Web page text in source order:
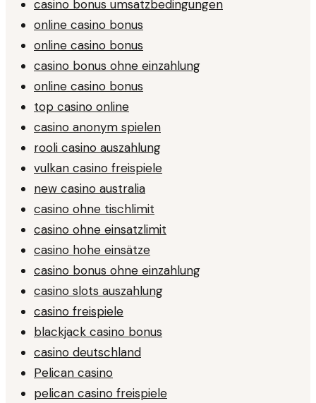
casino bonus umsatzbedingungen
online casino bonus
online casino bonus
casino bonus ohne einzahlung
online casino bonus
top casino online
casino anonym spielen
rooli casino auszahlung
vulkan casino freispiele
new casino australia
casino ohne tischlimit
casino ohne einsatzlimit
casino hohe einsätze
casino bonus ohne einzahlung
casino slots auszahlung
casino freispiele
blackjack casino bonus
casino deutschland
Pelican casino
pelican casino freispiele